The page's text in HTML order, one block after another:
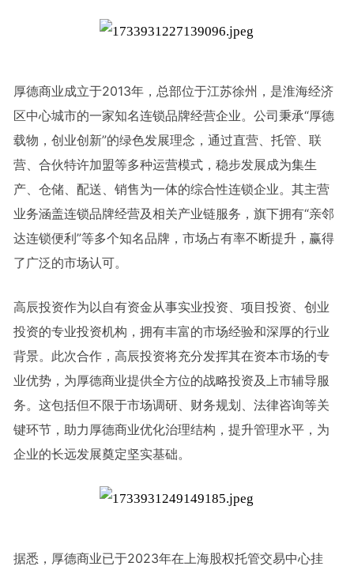
厚德商业成立于2013年，总部位于江苏徐州，是淮海经济
区中心城市的一家知名连锁品牌经营企业。公司秉承“厚德
载物，创业创新”的绿色发展理念，通过直营、托管、联
营、合伙特许加盟等多种运营模式，稳步发展成为集生
产、仓储、配送、销售为一体的综合性连锁企业。其主营
业务涵盖连锁品牌经营及相关产业链服务，旗下拥有“亲邻
达连锁便利”等多个知名品牌，市场占有率不断提升，赢得
了广泛的市场认可。
高辰投资作为以自有资金从事实业投资、项目投资、创业
投资的专业投资机构，拥有丰富的市场经验和深厚的行业
背景。此次合作，高辰投资将充分发挥其在资本市场的专
业优势，为厚德商业提供全方位的战略投资及上市辅导服
务。这包括但不限于市场调研、财务规划、法律咨询等关
键环节，助力厚德商业优化治理结构，提升管理水平，为
企业的长远发展奠定坚实基础。
据悉，厚德商业已于2023年在上海股权托管交易中心挂